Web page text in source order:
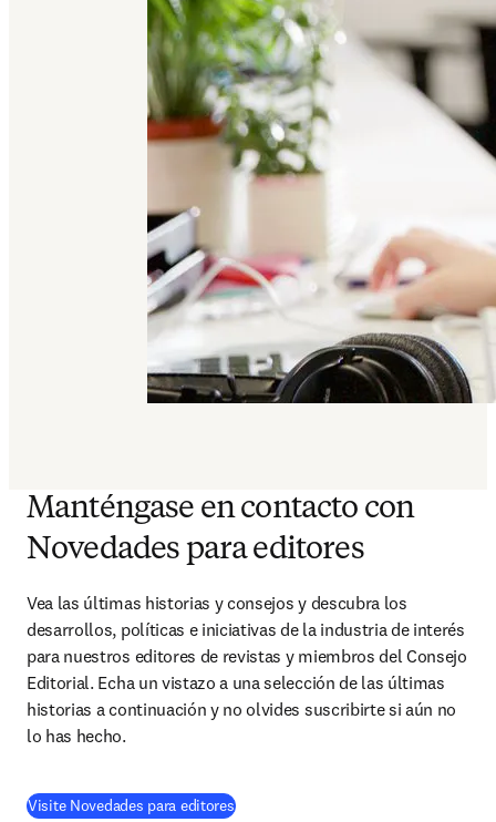
Manténgase en contacto con
Novedades para editores
Vea las últimas historias y consejos y descubra los
desarrollos, políticas e iniciativas de la industria de interés
para nuestros editores de revistas y miembros del Consejo
Editorial. Echa un vistazo a una selección de las últimas
historias a continuación y no olvides suscribirte si aún no
lo has hecho.
Visite Novedades para editores